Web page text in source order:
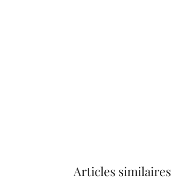
Articles similaires